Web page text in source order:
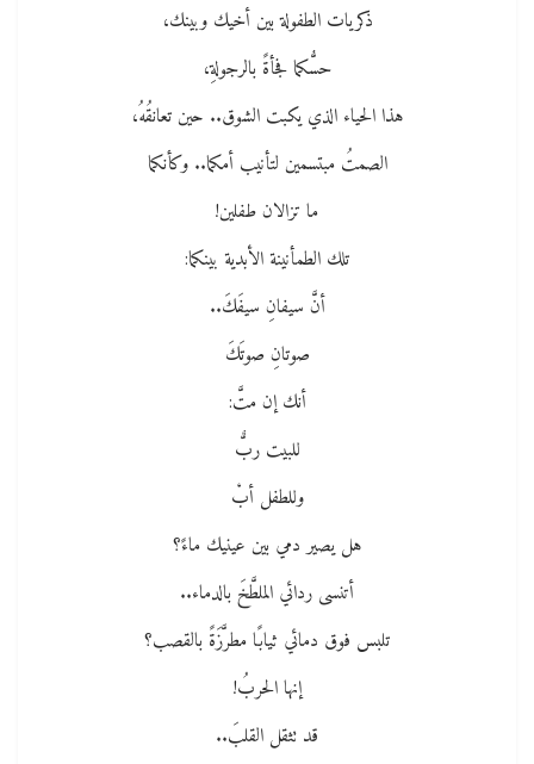
ذكريات الطفولة بين أخيك وبينك،
حسُّكما فجأةً بالرجولةِ،
هذا الحياء الذي يكبت الشوق.. حين تعانقُهُ،
الصمتُ مبتسمين لتأنيب أمكما.. وكأنكما
ما تزالان طفلين!
تلك الطمأنينة الأبدية بينكما:
أنَّ سيفانِ سيفَكَ..
صوتانِ صوتَكَ
أنك إن متَّ:
للبيت ربٌّ
وللطفل أبْ
هل يصير دمي بين عينيك ماءً؟
أتنسى ردائي الملطَّخَ بالدماء..
تلبس فوق دمائي ثيابًا مطرَّزَةً بالقصب؟
إنها الحربُ!
قد تثقل القلبَ..